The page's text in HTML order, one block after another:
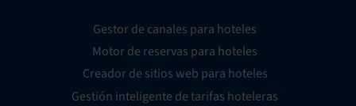
Gestor de canales para hoteles
Motor de reservas para hoteles
Creador de sitios web para hoteles
Gestión inteligente de tarifas hoteleras